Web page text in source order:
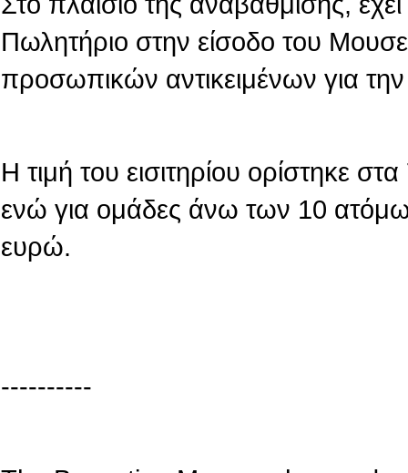
Πωλητήριο στην είσοδο του
προσωπικών αντικειμένων για
Η τιμή του εισιτηρίου ορίστηκε
ενώ για ομάδες άνω των 10
ευρώ.
----------